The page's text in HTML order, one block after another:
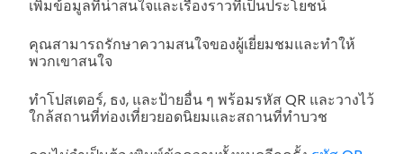
เพิ่มข้อมูลที่น่าสนใจและเรื่องราวที่เป็นประโยชน์
คุณสามารถรักษาความสนใจของผู้เยี่ยมชมและทำให้
พวกเขาสนใจ
ทำโปสเตอร์, ธง, และป้ายอื่น ๆ พร้อมรหัส QR และวางไว้
ใกล้สถานที่ท่องเที่ยวยอดนิยมและสถานที่ทำบวช